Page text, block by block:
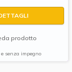
prodotto
senza impegno